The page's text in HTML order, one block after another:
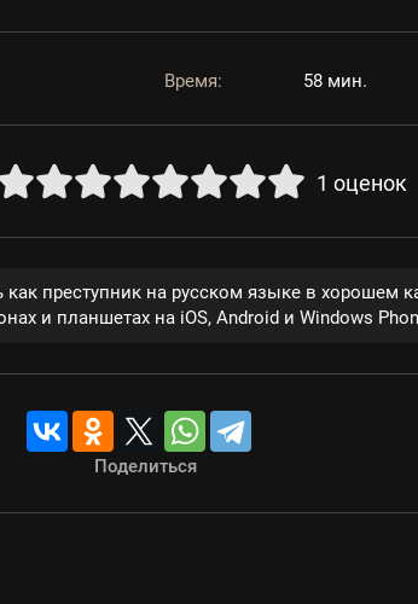
Время: 58 мин.
1 оценок
преступник на русском языке в хорошем
и планшетах на iOS, Android и Windows
Поделиться